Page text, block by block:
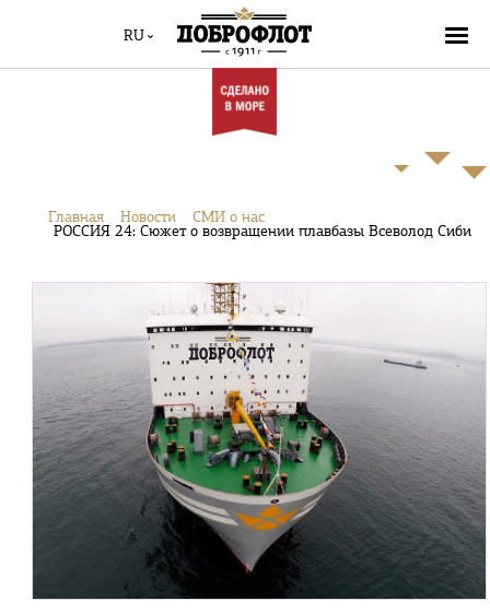
RU
Главная Новости
СМИ о нас
РОССИЯ 24: Сюжет о возвращении плавбазы Всеволод